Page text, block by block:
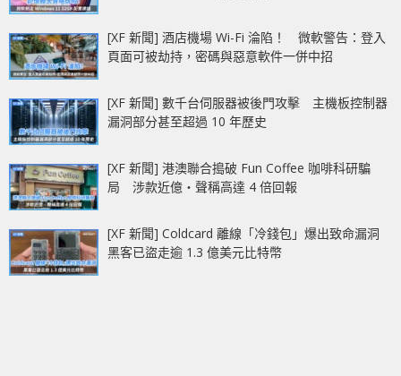
[XF 新聞] 酒店機場 Wi-Fi 淪陷！ 微軟警告：登入
頁面可被劫持，密碼與惡意軟件一併中招
[XF 新聞] 數千台伺服器被後門攻擊 主機板控制器
漏洞部分甚至超過 10 年歷史
[XF 新聞] 港澳聯合搗破 Fun Coffee 咖啡科研騙
局 涉款近億‧聲稱高達 4 倍回報
[XF 新聞] Coldcard 離線「冷錢包」爆出致命漏洞
黑客已盜走逾 1.3 億美元比特幣